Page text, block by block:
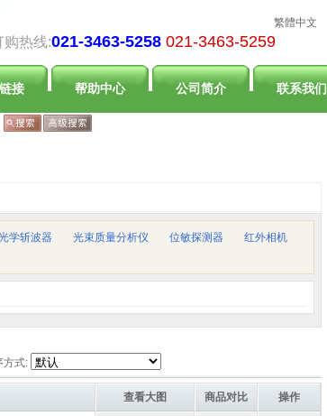
繁體中文
购热线:021-3463-5258 021-3463-5259
接 帮助中心 公司简介 联系我们
学斩波器 光束质量分析仪 位敏探测器
红外相机
方式:
查看大图 商品对比 操作